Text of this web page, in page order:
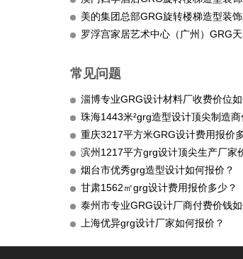
美的集团总部GRG旋转楼梯造型装
罗浮宫家居艺术中心（广州）GRG
常见问题
淄博专业GRG设计材料厂收费价位如
重庆3217平方米GRG设计费用报价
滨州1217平方grg设计顶尖生产厂家
烟台市优秀grg造型设计如何报价？
甘肃1562㎡grg设计费用报价多少？
泰州市专业GRG设计厂商付费价钱如
上海优异grg设计厂家如何报价？